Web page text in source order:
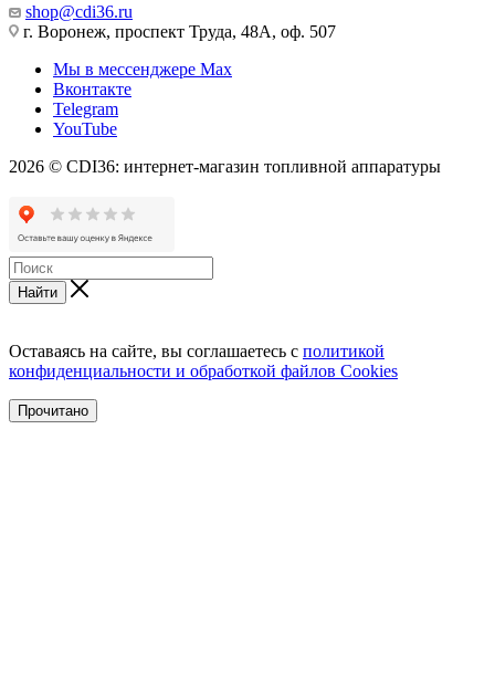
shop@cdi36.ru
г. Воронеж, проспект Труда, 48А, оф. 507
Мы в мессенджере Max
Вконтакте
Telegram
YouTube
2026 © CDI36: интернет-магазин топливной аппаратуры
Найти
Оставаясь на сайте, вы соглашаетесь с политикой
конфиденциальности и обработкой файлов Cookies
Прочитано